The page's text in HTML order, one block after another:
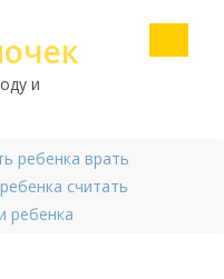
и
ребенка врать
считать
ребенка